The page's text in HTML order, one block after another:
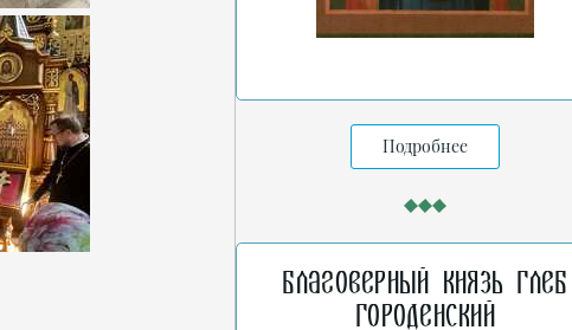
Подробнее
Благоверный князь Глеб
Городенский